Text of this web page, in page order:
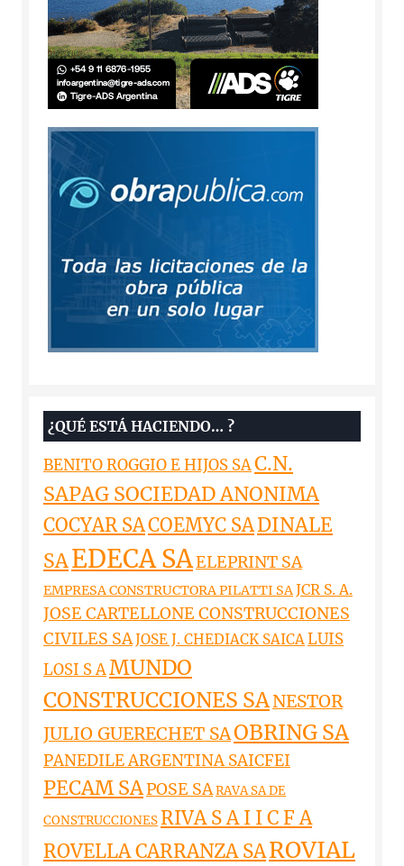
¿QUÉ ESTÁ HACIENDO… ?
BENITO ROGGIO E HIJOS SAC.N.
SAPAG SOCIEDAD ANONIMA
COCYAR SACOEMYC SADINALE
SAEDECA SAELEPRINT SA
EMPRESA CONSTRUCTORA PILATTI SAJCR S. A.
JOSE CARTELLONE CONSTRUCCIONES
CIVILES SAJOSE J. CHEDIACK SAICALUIS
LOSI S AMUNDO
CONSTRUCCIONES SANESTOR
JULIO GUERECHET SAOBRING SA
PANEDILE ARGENTINA SAICFEI
PECAM SAPOSE SARAVA SA DE
CONSTRUCCIONES RIVA S A I I C F A
ROVELLA CARRANZA SAROVIAL